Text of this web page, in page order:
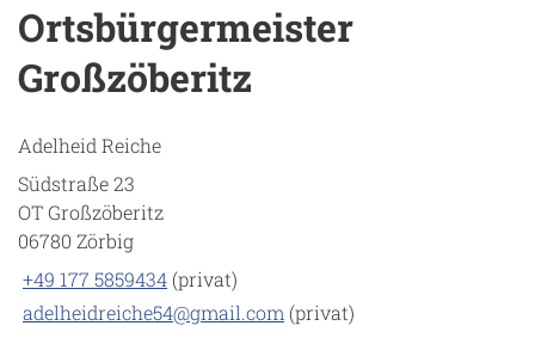
Ortsbürgermeister
Großzöberitz
Adelheid Reiche
Südstraße 23
OT Großzöberitz
06780 Zörbig
+49 177 5859434 (privat)
adelheidreiche54@gmail.com (privat)